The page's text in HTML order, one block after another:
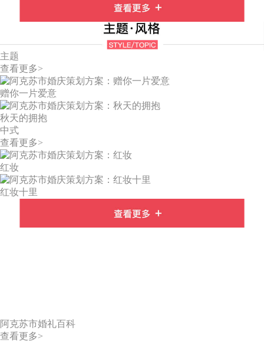
主题
查看更多>
赠你一片爱意
秋天的拥抱
中式
查看更多>
红妆
红妆十里
阿克苏市婚礼百科
查看更多>